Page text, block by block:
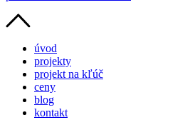
úvod
projekty
projekt na kľúč
ceny
blog
kontakt